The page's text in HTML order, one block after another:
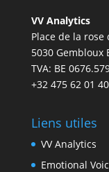
VV Analytics
Place de la rose
5030 Gembloux
TVA: BE
+32 475 62 01 40
Liens utiles
VV Analytics
Emotional